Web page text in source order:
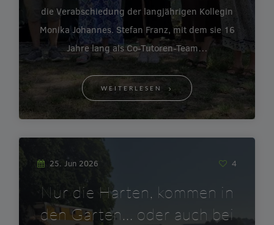
die Verabschiedung der langjährigen Kollegin
Monika Johannes. Stefan Franz, mit dem sie 16
Jahre lang als Co-Tutoren-Team…
WEITERLESEN
25. Jun 2026 4
Nur die Harten, kommen in
den Garten… oder auch bei